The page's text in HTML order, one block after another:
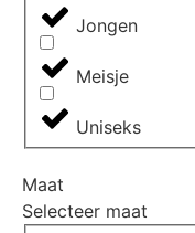
Jongen
Meisje
Uniseks
Maat
Selecteer maat